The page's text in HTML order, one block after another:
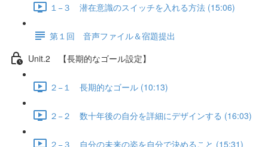
１−３ 潜在意識のスイッチを入れる方法 (15:06)
第１回 音声ファイル＆宿題提出
Unit.2 【長期的なゴール設定】
２−１ 長期的なゴール (10:13)
２−２ 数十年後の自分を詳細にデザインする (16:03)
２−３ 自分の未来の姿を自分で決めること (15:31)